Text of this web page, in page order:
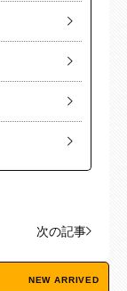
次の記事
NEW ARRIVED